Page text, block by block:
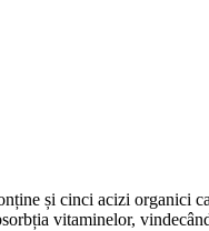
și cinci acizi organici
vitaminelor,